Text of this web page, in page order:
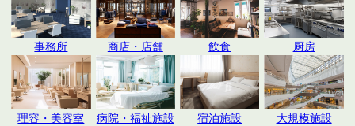
事務所 商店・店舗 飲食 厨房
理容・美容室 病院・福祉施設 宿泊施設 大規模施設